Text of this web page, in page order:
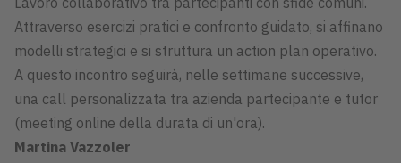
Attraverso esercizi pratici e confronto guidato, si affinano
modelli strategici e si struttura un action plan operativo.
A questo incontro seguirà, nelle settimane successive,
una call personalizzata tra azienda partecipante e tutor
(meeting online della durata di un'ora).
Martina Vazzoler